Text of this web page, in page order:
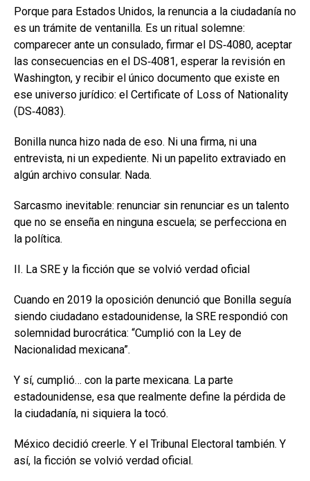
Porque para Estados Unidos, la renuncia a la ciudadanía no
es un trámite de ventanilla. Es un ritual solemne:
comparecer ante un consulado, firmar el DS‑4080, aceptar
las consecuencias en el DS‑4081, esperar la revisión en
Washington, y recibir el único documento que existe en
ese universo jurídico: el Certificate of Loss of Nationality
(DS‑4083).
Bonilla nunca hizo nada de eso. Ni una firma, ni una
entrevista, ni un expediente. Ni un papelito extraviado en
algún archivo consular. Nada.
Sarcasmo inevitable: renunciar sin renunciar es un talento
que no se enseña en ninguna escuela; se perfecciona en
la política.
II. La SRE y la ficción que se volvió verdad oficial
Cuando en 2019 la oposición denunció que Bonilla seguía
siendo ciudadano estadounidense, la SRE respondió con
solemnidad burocrática: “Cumplió con la Ley de
Nacionalidad mexicana”.
Y sí, cumplió… con la parte mexicana. La parte
estadounidense, esa que realmente define la pérdida de
la ciudadanía, ni siquiera la tocó.
México decidió creerle. Y el Tribunal Electoral también. Y
así, la ficción se volvió verdad oficial.